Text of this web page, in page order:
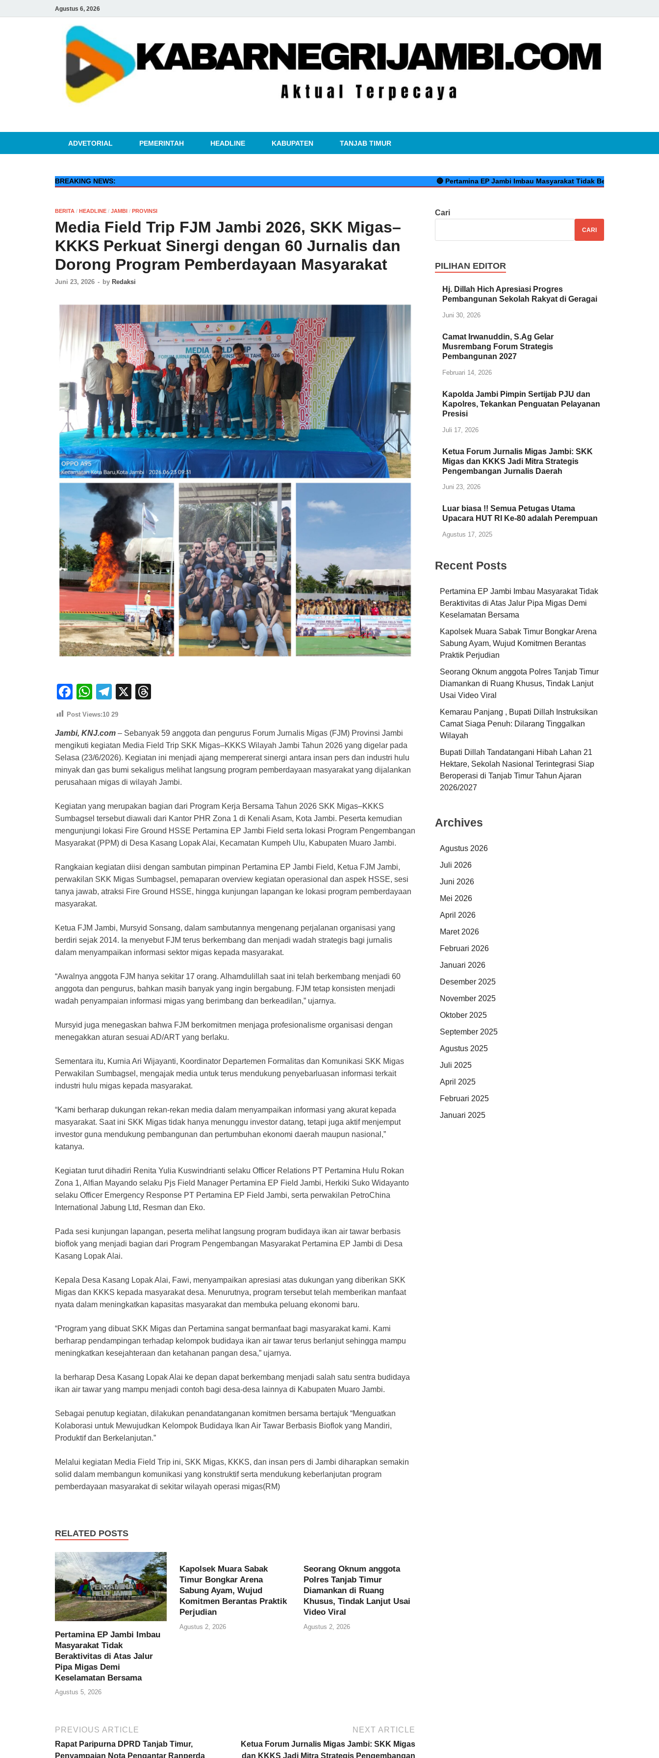
Agustus 6, 2026
kabarnegrijambi.com
ADVETORIAL PEMERINTAH HEADLINE KABUPATEN TANJAB TIMUR
BREAKING NEWS: Pertamina EP Jambi Imbau Masyarakat Tidak Beraktivitas di Atas Jalur
BERITA / HEADLINE / JAMBI / PROVINSI
Media Field Trip FJM Jambi 2026, SKK Migas–
KKKS Perkuat Sinergi dengan 60 Jurnalis dan
Dorong Program Pemberdayaan Masyarakat
Juni 23, 2026 - by Redaksi
F
c
e
b
o
o
k
W
at
s
A
p
p
T
el
e
gr
a
m
X
a
d
s
Post Views:10 29
Jambi, KNJ.com – Sebanyak 59 anggota dan pengurus Forum Jurnalis Migas (FJM) Provinsi Jambi
mengikuti kegiatan Media Field Trip SKK Migas–KKKS Wilayah Jambi Tahun 2026 yang digelar pada
Selasa (23/6/2026). Kegiatan ini menjadi ajang mempererat sinergi antara insan pers dan industri hulu
minyak dan gas bumi sekaligus melihat langsung program pemberdayaan masyarakat yang dijalankan
perusahaan migas di wilayah Jambi.
Kegiatan yang merupakan bagian dari Program Kerja Bersama Tahun 2026 SKK Migas–KKKS
Sumbagsel tersebut diawali dari Kantor PHR Zona 1 di Kenali Asam, Kota Jambi. Peserta kemudian
mengunjungi lokasi Fire Ground HSSE Pertamina EP Jambi Field serta lokasi Program Pengembangan
Masyarakat (PPM) di Desa Kasang Lopak Alai, Kecamatan Kumpeh Ulu, Kabupaten Muaro Jambi.
Rangkaian kegiatan diisi dengan sambutan pimpinan Pertamina EP Jambi Field, Ketua FJM Jambi,
perwakilan SKK Migas Sumbagsel, pemaparan overview kegiatan operasional dan aspek HSSE, sesi
tanya jawab, atraksi Fire Ground HSSE, hingga kunjungan lapangan ke lokasi program pemberdayaan
masyarakat.
Ketua FJM Jambi, Mursyid Sonsang, dalam sambutannya mengenang perjalanan organisasi yang
berdiri sejak 2014. Ia menyebut FJM terus berkembang dan menjadi wadah strategis bagi jurnalis
dalam menyampaikan informasi sektor migas kepada masyarakat.
“Awalnya anggota FJM hanya sekitar 17 orang. Alhamdulillah saat ini telah berkembang menjadi 60
anggota dan pengurus, bahkan masih banyak yang ingin bergabung. FJM tetap konsisten menjadi
wadah penyampaian informasi migas yang berimbang dan berkeadilan,” ujarnya.
Mursyid juga menegaskan bahwa FJM berkomitmen menjaga profesionalisme organisasi dengan
menegakkan aturan sesuai AD/ART yang berlaku.
Sementara itu, Kurnia Ari Wijayanti, Koordinator Departemen Formalitas dan Komunikasi SKK Migas
Perwakilan Sumbagsel, mengajak media untuk terus mendukung penyebarluasan informasi terkait
industri hulu migas kepada masyarakat.
“Kami berharap dukungan rekan-rekan media dalam menyampaikan informasi yang akurat kepada
masyarakat. Saat ini SKK Migas tidak hanya menunggu investor datang, tetapi juga aktif menjemput
investor guna mendukung pembangunan dan pertumbuhan ekonomi daerah maupun nasional,”
katanya.
Kegiatan turut dihadiri Renita Yulia Kuswindrianti selaku Officer Relations PT Pertamina Hulu Rokan
Zona 1, Alfian Mayando selaku Pjs Field Manager Pertamina EP Field Jambi, Herkiki Suko Widayanto
selaku Officer Emergency Response PT Pertamina EP Field Jambi, serta perwakilan PetroChina
International Jabung Ltd, Resman dan Eko.
Pada sesi kunjungan lapangan, peserta melihat langsung program budidaya ikan air tawar berbasis
bioflok yang menjadi bagian dari Program Pengembangan Masyarakat Pertamina EP Jambi di Desa
Kasang Lopak Alai.
Kepala Desa Kasang Lopak Alai, Fawi, menyampaikan apresiasi atas dukungan yang diberikan SKK
Migas dan KKKS kepada masyarakat desa. Menurutnya, program tersebut telah memberikan manfaat
nyata dalam meningkatkan kapasitas masyarakat dan membuka peluang ekonomi baru.
“Program yang dibuat SKK Migas dan Pertamina sangat bermanfaat bagi masyarakat kami. Kami
berharap pendampingan terhadap kelompok budidaya ikan air tawar terus berlanjut sehingga mampu
meningkatkan kesejahteraan dan ketahanan pangan desa,” ujarnya.
Ia berharap Desa Kasang Lopak Alai ke depan dapat berkembang menjadi salah satu sentra budidaya
ikan air tawar yang mampu menjadi contoh bagi desa-desa lainnya di Kabupaten Muaro Jambi.
Sebagai penutup kegiatan, dilakukan penandatanganan komitmen bersama bertajuk “Menguatkan
Kolaborasi untuk Mewujudkan Kelompok Budidaya Ikan Air Tawar Berbasis Bioflok yang Mandiri,
Produktif dan Berkelanjutan.”
Melalui kegiatan Media Field Trip ini, SKK Migas, KKKS, dan insan pers di Jambi diharapkan semakin
solid dalam membangun komunikasi yang konstruktif serta mendukung keberlanjutan program
pemberdayaan masyarakat di sekitar wilayah operasi migas(RM)
RELATED POSTS
Pertamina EP Jambi Imbau
Masyarakat Tidak
Beraktivitas di Atas Jalur
Pipa Migas Demi
Keselamatan Bersama
Agustus 5, 2026
Kapolsek Muara Sabak
Timur Bongkar Arena
Sabung Ayam, Wujud
Komitmen Berantas Praktik
Perjudian
Agustus 2, 2026
Seorang Oknum anggota
Polres Tanjab Timur
Diamankan di Ruang
Khusus, Tindak Lanjut Usai
Video Viral
Agustus 2, 2026
PREVIOUS ARTICLE
Rapat Paripurna DPRD Tanjab Timur,
Penyampaian Nota Pengantar Ranperda
NEXT ARTICLE
Ketua Forum Jurnalis Migas Jambi: SKK Migas
dan KKKS Jadi Mitra Strategis Pengembangan
Cari
CARI
PILIHAN EDITOR
Hj. Dillah Hich Apresiasi Progres
Pembangunan Sekolah Rakyat di Geragai
Juni 30, 2026
Camat Irwanuddin, S.Ag Gelar
Musrembang Forum Strategis
Pembangunan 2027
Februari 14, 2026
Kapolda Jambi Pimpin Sertijab PJU dan
Kapolres, Tekankan Penguatan Pelayanan
Presisi
Juli 17, 2026
Ketua Forum Jurnalis Migas Jambi: SKK
Migas dan KKKS Jadi Mitra Strategis
Pengembangan Jurnalis Daerah
Juni 23, 2026
Luar biasa !! Semua Petugas Utama
Upacara HUT RI Ke-80 adalah Perempuan
Agustus 17, 2025
Recent Posts
Pertamina EP Jambi Imbau Masyarakat Tidak
Beraktivitas di Atas Jalur Pipa Migas Demi
Keselamatan Bersama
Kapolsek Muara Sabak Timur Bongkar Arena
Sabung Ayam, Wujud Komitmen Berantas
Praktik Perjudian
Seorang Oknum anggota Polres Tanjab Timur
Diamankan di Ruang Khusus, Tindak Lanjut
Usai Video Viral
Kemarau Panjang , Bupati Dillah Instruksikan
Camat Siaga Penuh: Dilarang Tinggalkan
Wilayah
Bupati Dillah Tandatangani Hibah Lahan 21
Hektare, Sekolah Nasional Terintegrasi Siap
Beroperasi di Tanjab Timur Tahun Ajaran
2026/2027
Archives
Agustus 2026
Juli 2026
Juni 2026
Mei 2026
April 2026
Maret 2026
Februari 2026
Januari 2026
Desember 2025
November 2025
Oktober 2025
September 2025
Agustus 2025
Juli 2025
April 2025
Februari 2025
Januari 2025